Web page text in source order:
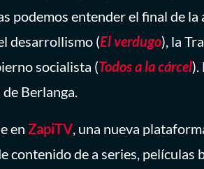
podemos entender el final de
desarrollismo (El verdugo), la
socialista (Todos a la cárcel).
Berlanga.
en ZapiTV , una nueva
de a series, películas